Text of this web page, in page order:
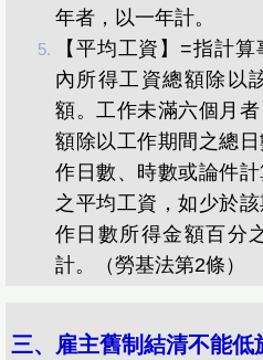
年者，以一年計。
【平均工資】=指計
內所得工資總額除以
額。工作未滿六個月
額除以工作期間之總
作日數、時數或論件
之平均工資，如少於
作日數所得金額百分
計。（勞基法第2條）
三、雇主舊制結清不能低